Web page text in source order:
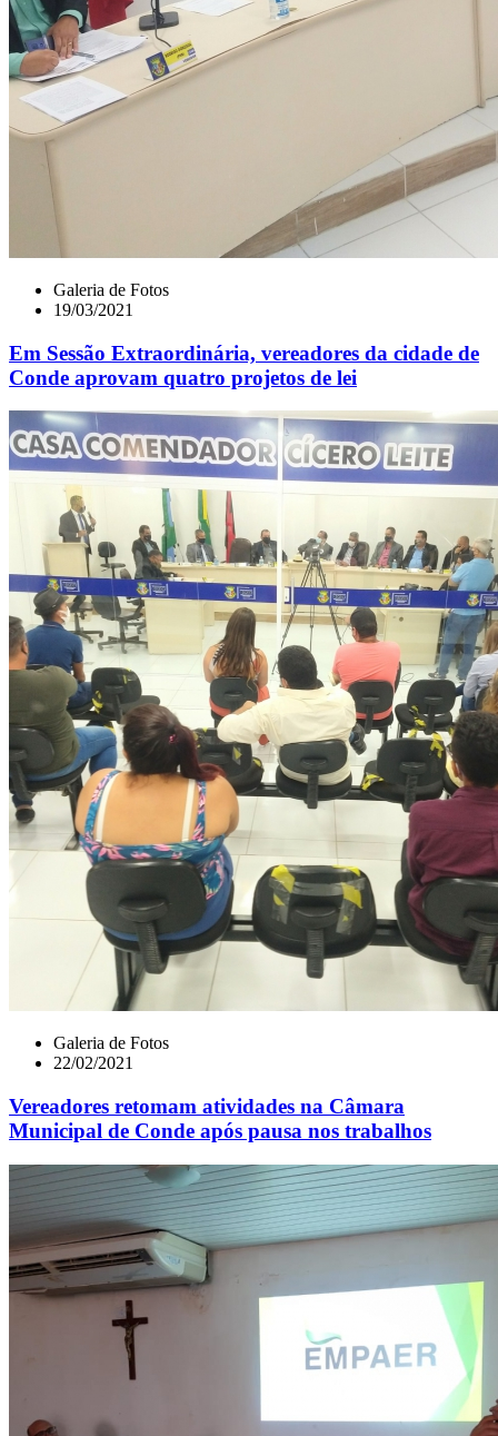
Galeria de Fotos
19/03/2021
Em Sessão Extraordinária, vereadores da cidade de
Conde aprovam quatro projetos de lei
Galeria de Fotos
22/02/2021
Vereadores retomam atividades na Câmara
Municipal de Conde após pausa nos trabalhos